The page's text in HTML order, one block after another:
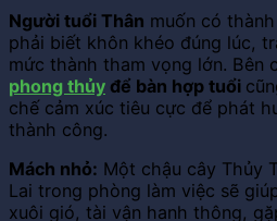
Người tuổi Thân muốn có
phải biết khôn khéo đúng lúc,
mức thành tham vọng lớn. Bên
phong thủy để bàn hợp tuổi
chế cảm xúc tiêu cực để phát
thành công.
Mách nhỏ: Một chậu cây Thủy
Lai trong phòng làm việc sẽ
xuôi gió, tài vận hanh thông,